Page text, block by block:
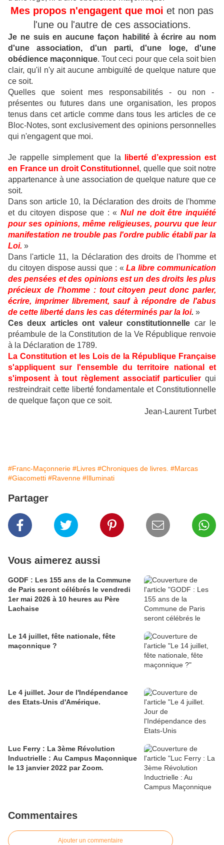
Mes propos n'engagent que moi et non pas
l'une ou l'autre de ces associations.
Je ne suis en aucune façon habilité à écrire au nom
d'une association, d'un parti, d'une loge, d'une
obédience maçonnique.Tout ceci pour que cela soit bien
clair, qu'il n'y ait aucune ambiguïté de quelque nature que
ce soit.
Quelles que soient mes responsabilités - ou non -
présentes ou futures dans une organisation, les propos
tenus dans cet article comme dans tous les articles de ce
Bloc-Notes, sont exclusivement des opinions personnelles
qui n'engagent que moi.
Je rappelle simplement que la
liberté d’expression est
en France un droit Constitutionnel , quelle que soit notre
appartenance à une association de quelque nature que ce
soit.
Dans son article 10, la Déclaration des droits de l'homme
et du citoyen dispose que : «Nul ne doit être inquiété
pour ses opinions, même religieuses, pourvu que leur
manifestation ne trouble pas l'ordre public établi par la
Loi. »
Dans l'article 11, la Déclaration des droits de l'homme et
du citoyen dispose aussi que : «La libre communication
des pensées et des opinions est un des droits les plus
précieux de l'homme : tout citoyen peut donc parler,
écrire, imprimer librement, sauf à répondre de l'abus
de cette liberté dans les cas déterminés par la loi. »
Ces deux articles ont valeur constitutionnelle car le
préambule de la Constitution de la Ve République renvoie
à la Déclaration de 1789.
La Constitution et les Lois de la République Française
s'appliquent sur l'ensemble du territoire national et
s'imposent à tout règlement associatif particulier qui
restreindrait cette liberté fondamentale et Constitutionnelle
de quelque façon que ce soit.
Jean-Laurent Turbet
#Franc-Maçonnerie #Livres #Chroniques de livres. #Marcas
#Giacometti #Ravenne #Illuminati
Partager
Vous aimerez aussi
GODF : Les 155 ans de la Commune
de Paris seront célébrés le vendredi
1er mai 2026 à 10 heures au Père
Lachaise
Le 14 juillet, fête nationale, fête
maçonnique ?
Le 4 juillet. Jour de l'Indépendance
des Etats-Unis d'Amérique.
Luc Ferry : La 3ème Révolution
Inductrielle : Au Campus Maçonnique
le 13 janvier 2022 par Zoom.
Commentaires
Ajouter un commentaire